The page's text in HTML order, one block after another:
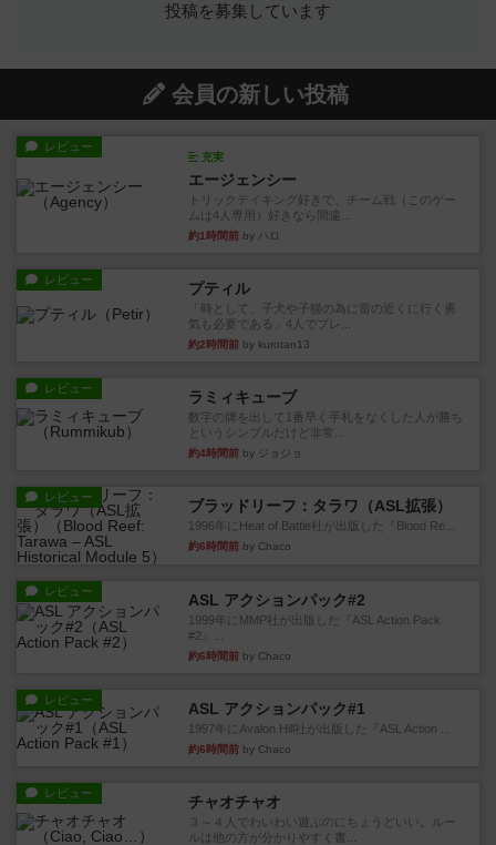
投稿を募集しています
会員の新しい投稿
レビュー
充実
エージェンシー
トリックテイキング好きで、チーム戦（このゲー
ムは4人専用）好きなら間違...
約1時間前 by ハロ
レビュー プティル
「時として、子犬や子猫の為に雷の近くに行く勇
気も必要である」4人でプレ...
約2時間前 by kurotan13
レビュー ラミィキューブ
数字の牌を出して1番早く手札をなくした人が勝ち
というシンプルだけど非常...
約4時間前 by ジョジョ
レビュー
ブラッドリーフ：タラワ（ASL拡張）
1996年にHeat of Battle社が出版した『Blood Re...
約6時間前 by Chaco
レビュー ASL アクションパック#2
1999年にMMP社が出版した『ASL Action Pack
#2』...
約6時間前 by Chaco
レビュー ASL アクションパック#1
1997年にAvalon Hill社が出版した『ASL Action ...
約6時間前 by Chaco
レビュー チャオチャオ
３～４人でわいわい遊ぶのにちょうどいい。ルー
ルは他の方が分かりやすく書...